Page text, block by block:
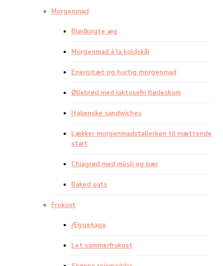
Morgenmad
Blødkogte æg
Morgenmad á la koldskål
Energitæt og hurtig morgenmad
Øllebrød med laktosefri flødeskum
Italienske sandwiches
Lækker morgenmadstallerken til mættende
start
Chiagrød med müsli og bær
Baked oats
Frokost
Æggekage
Let sommerfrokost